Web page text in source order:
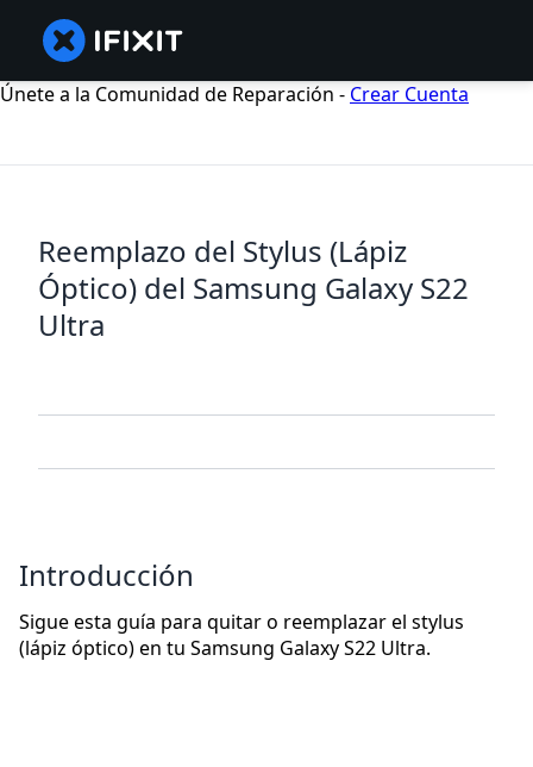
Únete a la Comunidad de Reparación - Crear Cuenta
Reemplazo del Stylus (Lápiz
Óptico) del Samsung Galaxy S22
Ultra
Introducción
Sigue esta guía para quitar o reemplazar el stylus
(lápiz óptico) en tu Samsung Galaxy S22 Ultra.